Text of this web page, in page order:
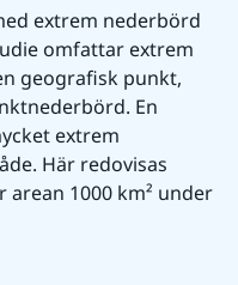
extrem nederbörd
omfattar extrem
geografisk punkt,
En
extrem
Här redovisas
1000 km² under